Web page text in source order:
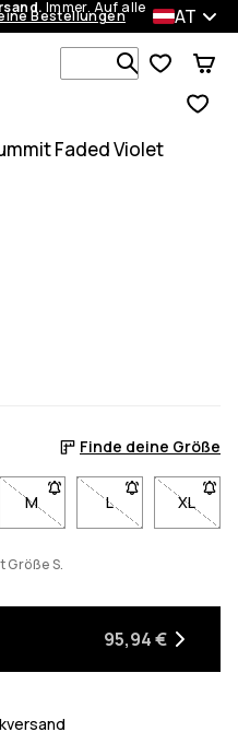
Immer. Auf alle
Bestellungen AT
Faded Violet
Finde deine Größe
Klicke, um
S nicht verfügbar. Klicke, um
M- Größe M nicht verfügbar.
L- Größe L nicht
XL
-
Größe S.
95,94 €